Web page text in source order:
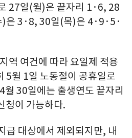
27일(월)은 끝자리 1·6, 28
은 3·8, 30일(목)은 4·9·5·
역 여건에 따라 요일제 적용
5월 1일 노동절이 공휴일로
월 30일에는 출생연도 끝자리
청이 가능하다.
급 대상에서 제외되지만, 내